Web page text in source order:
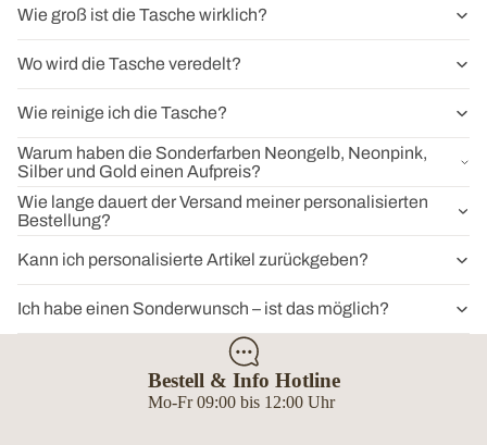
Wie groß ist die Tasche wirklich?
Wo wird die Tasche veredelt?
Wie reinige ich die Tasche?
Warum haben die Sonderfarben Neongelb, Neonpink,
Silber und Gold einen Aufpreis?
Wie lange dauert der Versand meiner personalisierten
Bestellung?
Kann ich personalisierte Artikel zurückgeben?
Ich habe einen Sonderwunsch – ist das möglich?
Bestell & Info Hotline
Mo-Fr 09:00 bis 12:00 Uhr